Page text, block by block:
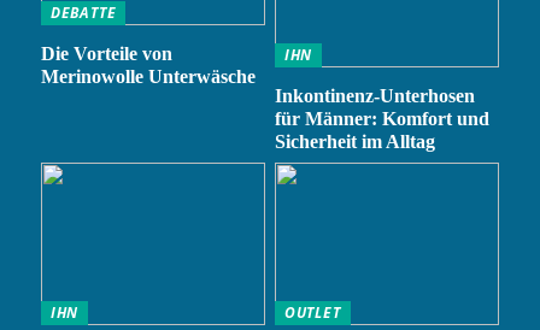
DEBATTE
Die Vorteile von
Merinowolle Unterwäsche
IHN
Inkontinenz-Unterhosen
für Männer: Komfort und
Sicherheit im Alltag
IHN OUTLET